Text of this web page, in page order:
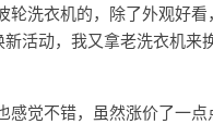
洗衣机的，除了外观好
活动，我又拿老洗衣机来
觉不错，虽然涨价了一点